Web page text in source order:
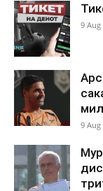
9 Aug
9 Aug